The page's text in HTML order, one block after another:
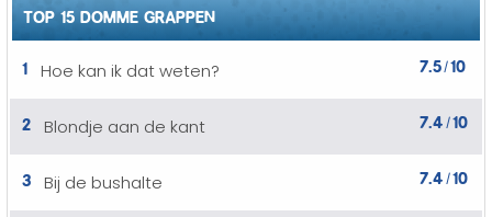
TOP 15 DOMME GRAPPEN
1
Hoe kan ik dat weten? 7.5/10
2 Blondje aan de kant 7.4 /10
3 Bij de bushalte 7.4 /10